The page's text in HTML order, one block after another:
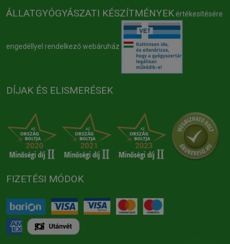
ÁLLATGYÓGYÁSZATI KÉSZÍTMÉNYEK értékesítésére
engedéllyel rendelkező webáruház
DÍJAK ÉS ELISMERÉSEK
FIZETÉSI MÓDOK